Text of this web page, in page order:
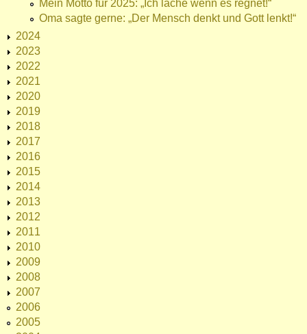
Mein Motto für 2025: „Ich lache wenn es regnet!“
Oma sagte gerne: „Der Mensch denkt und Gott lenkt!“
2024
2023
2022
2021
2020
2019
2018
2017
2016
2015
2014
2013
2012
2011
2010
2009
2008
2007
2006
2005